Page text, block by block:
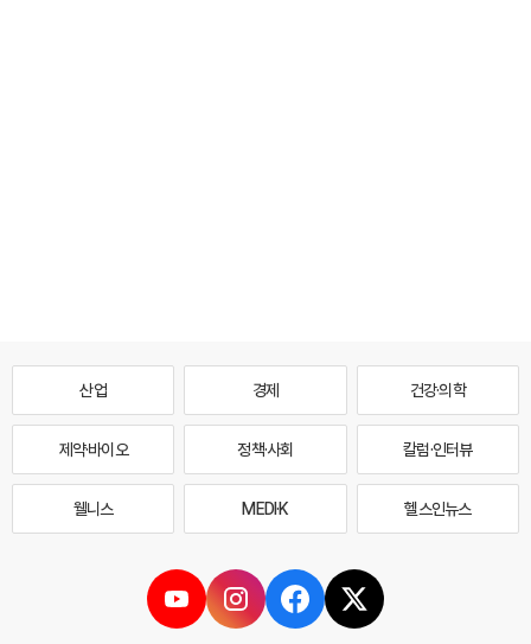
산업 경제 건강·의학
제약·바이오 정책·사회 칼럼·인터뷰
웰니스 MEDI·K 헬스인뉴스